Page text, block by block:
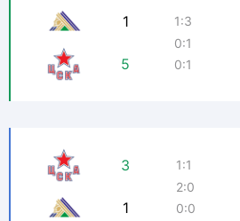
1
5
1:3
0:1
0:1
3
1
1:1
2:0
0:0